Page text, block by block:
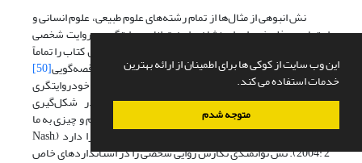
این وب سایت از کوکی ها برای اطمینان از ارائه بهترین
خدمات استفاده می کند.
متوجه شدم
نش انبوهی از مثال‌ها از تمام رشته‌های علوم طبیعی، علوم انسانی و
اجتماعی و فلسفه را برای نشان دادن توانایی روایتگری و روایت شخصی
در ارائة پژوهش‌های دانشگاهی عرضه می‌کند. او فصل اول کتاب را تماماً
به تشریح اهمیت کاربرد سبک خودروایتگری و استفاده از قصه‌گویی[50]
در پژوهش دانشگاهی اختصاص می‌دهد. به اعتقاد وی خودروایتگری
کمک می‌کند تا ما تاریخ خودمان را بهتر بفهمیم، در شکل‌گیری
سرنوشتمان سهیم شویم، ذهنیت اخلاقی‌مان را رشد دهیم و چیزی به ما
می‌بخشد که واقعاً ارزش زیستن با آن و برای آن مردن را دارد (Nash,
2004: 2). نش توانمندی نگارش روایی شخصی را در استانداردهای خاص